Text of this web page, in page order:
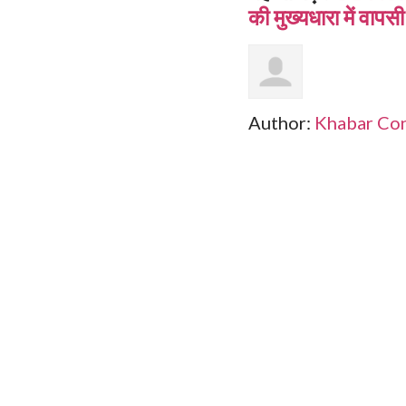
की मुख्यधारा में वापसी
Author: Khabar